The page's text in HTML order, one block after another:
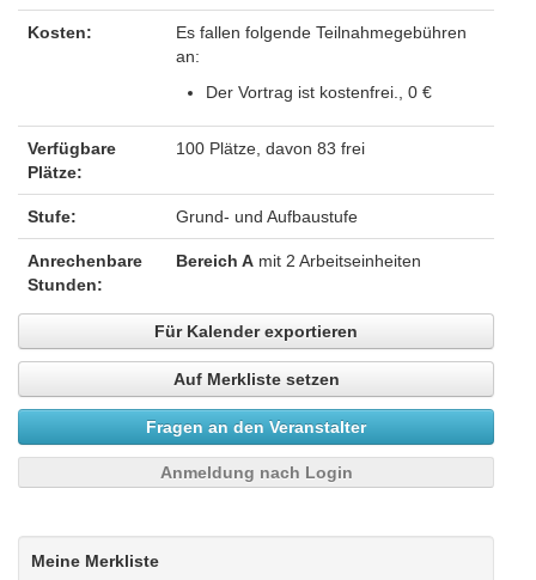
Kosten:
Es fallen folgende Teilnahmegebühren
an:
Der Vortrag ist kostenfrei., 0 €
Verfügbare
Plätze:
100 Plätze, davon 83 frei
Stufe: Grund- und Aufbaustufe
Anrechenbare
Stunden:
Bereich A mit 2 Arbeitseinheiten
Für Kalender exportieren
Auf Merkliste setzen
Fragen an den Veranstalter
Anmeldung nach Login
Meine Merkliste